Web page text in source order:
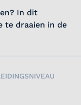
In dit
te draaien in de